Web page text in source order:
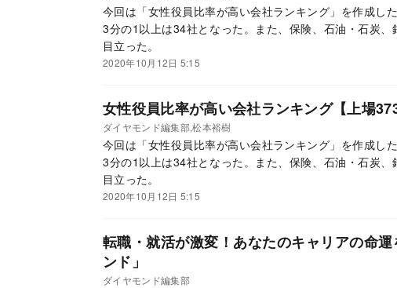
今回は「女性役員比率が高い会社ランキング」を作成し
3分の1以上は34社となった。また、保険、石油・石炭
目立った。
2020年10月12日 5:15
女性役員比率が高い会社ランキング【上場
ダイヤモンド編集部,松本裕樹
今回は「女性役員比率が高い会社ランキング」を作成し
3分の1以上は34社となった。また、保険、石油・石炭
目立った。
2020年10月12日 5:15
転職・就活が激変！あなたのキャリアの命
ンド」
ダイヤモンド編集部